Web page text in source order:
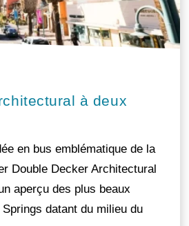
à deux
en bus emblématique de la
Double Decker Architectural
aperçu des plus beaux
datant du milieu du